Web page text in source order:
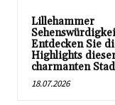
Lillehammer
Entdecken Sie
Highlights
charmanten
18.07.2026